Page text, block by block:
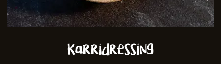
Karridressing